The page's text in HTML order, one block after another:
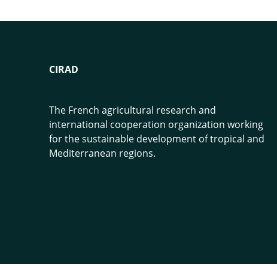
CIRAD
The French agricultural research and
international cooperation organization working
for the sustainable development of tropical and
Mediterranean regions.